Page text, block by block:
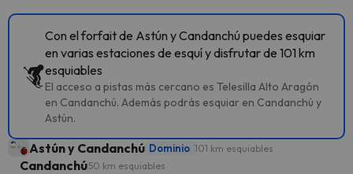
Con el forfait de Astún y Candanchú puedes esquiar
en varias estaciones de esquí y disfrutar de 101 km
esquiables
El acceso a pistas más cercano es Telesilla Alto Aragón
en Candanchú. Además podrás esquiar en Candanchú y
Astún.
Astún y Candanchú Dominio 101 km esquiables
Candanchú50 km esquiables